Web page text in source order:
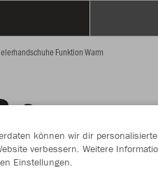
Funktion Warm
können wir dir personalisierte
verbessern. Weitere
Einstellungen.